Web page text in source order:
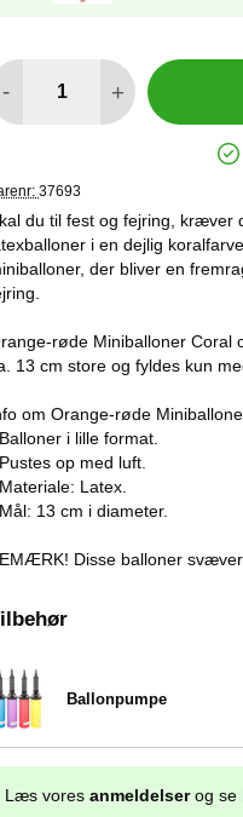
- +
37693
du til fest og fejring, kræver
i en dejlig
der bliver en
røde Miniballoner Coral
13 cm store og fyldes kun
om Orange-røde
i lille format.
op med luft.
Latex.
13 cm i diameter.
Disse balloner svæver
Ballonpumpe
9838
Læs vores anmeldelserog se